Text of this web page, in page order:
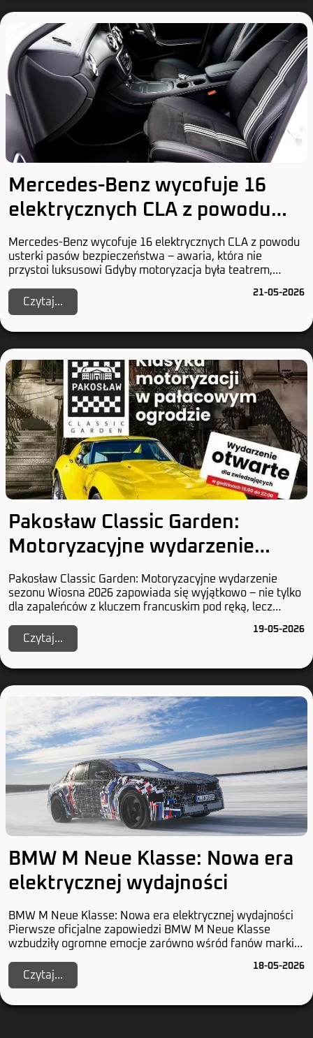
Mercedes-Benz wycofuje 16
elektrycznych CLA z powodu
usterki pasów bezpieczeństwa
Mercedes-Benz wycofuje 16 elektrycznych CLA z powodu
usterki pasów bezpieczeństwa – awaria, która nie
przystoi luksusowi Gdyby motoryzacja była teatrem,
Czytaj...
21-05-2026
Pakosław Classic Garden:
Motoryzacyjne wydarzenie
sezonu
Pakosław Classic Garden: Motoryzacyjne wydarzenie
sezonu Wiosna 2026 zapowiada się wyjątkowo – nie tylko
dla zapaleńców z kluczem francuskim pod ręką, lecz
Czytaj...
19-05-2026
BMW M Neue Klasse: Nowa era
elektrycznej wydajności
BMW M Neue Klasse: Nowa era elektrycznej wydajności
Pierwsze oficjalne zapowiedzi BMW M Neue Klasse
wzbudziły ogromne emocje zarówno wśród fanów marki,
Czytaj...
18-05-2026